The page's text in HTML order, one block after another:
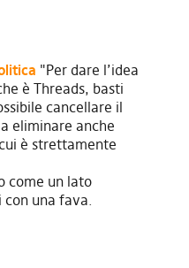
"Per dare l’idea
è Threads, basti
cancellare il
eliminare anche
è strettamente
come un lato
una fava.